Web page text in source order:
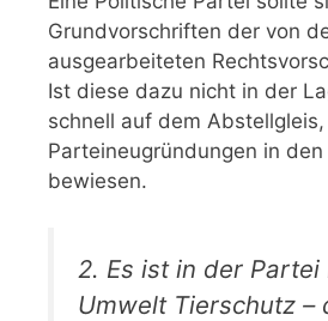
Grundvorschriften der von
ausgearbeiteten
Ist diese dazu nicht in der
schnell auf dem
Parteineugründungen in
bewiesen.
2. Es ist in der Partei
Umwelt Tierschutz –